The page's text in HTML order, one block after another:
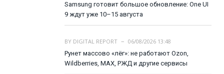
Samsung готовит большое обновление: One UI
9 ждут уже 10–15 августа
BY DIGITAL REPORT
06/08/2026 13:48
Рунет массово «лёг»: не работают Ozon,
Wildberries, MAX, РЖД и другие сервисы